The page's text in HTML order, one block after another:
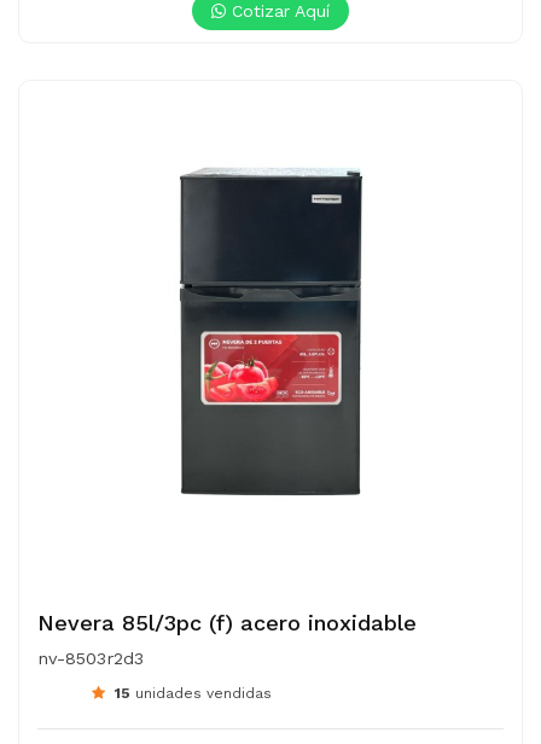
Cotizar Aquí
Nevera 85l/3pc (f) acero inoxidable
nv-8503r2d3
15 unidades vendidas